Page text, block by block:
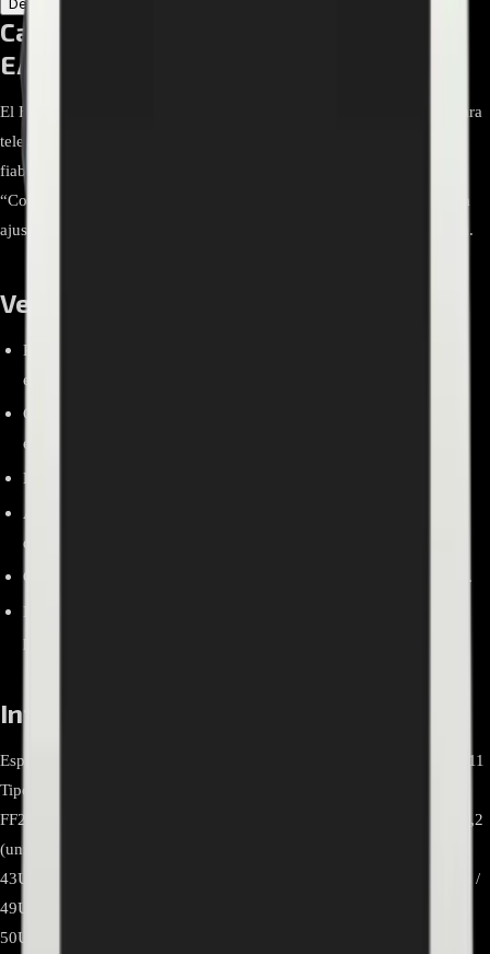
Cable Plano FFC (LVDS) para TV LG -
EAD63990511 y Sustitutos
El EAD65387311 es un cable plano flexible (FFC) original de LG para
televisores, diseñado para la transmisión de señal interna con alta
fiabilidad. Según la ficha oficial de LG Brasil, está clasificado como
“Condutor elétrico plano FFC, 60V, M-20PKL-FF23”, fabricado para
ajustarse a modelos específicos y mantener el rendimiento de fábrica.
Ventajas y beneficios
Pieza original LG con ajuste y confiabilidad conforme a
especificación.
Clasificación 60V (M-20PKL-FF23) para transmisión de señal
estable.
Perfil delgado y flexible que facilita el ruteo interno del TV.
Ayuda a corregir artefactos de imagen causados por cables
deteriorados.
Compatibilidades oficiales publicadas por LG y soporte posventa.
Instalación recomendada por servicio técnico autorizado para
preservar garantía.
Información relevante
Especificación Detalle Marca LG Modelo / N.° de parte EAD65387311
Tipo Cable plano FFC para TV; clasificación 60V; código M-20PKL-
FF23 Dimensiones (ficha LG BR) Ancho 30; Alto 0,5; Profundidad 2,2
(unidad no especificada por LG) Compatibilidad oficial (LG)
43UM7500PSB.BWZ / 43UM7510PSB.BWZ / 43UM751C0SB.BWZ /
49UU770H.AUS / 50UM7500PSB.AWZ / 50UM7500PSB.BWZ /
50UM7510PSB.BWZ / 50UM751C0SB.BWZ Recomendación de